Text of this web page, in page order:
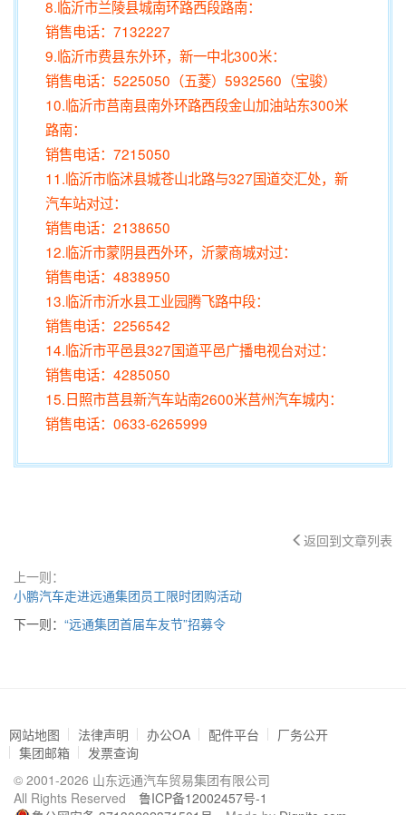
8.临沂市兰陵县城南环路西段路南：
销售电话：7132227
9.临沂市费县东外环，新一中北300米：
销售电话：5225050（五菱）5932560（宝骏）
10.临沂市莒南县南外环路西段金山加油站东300米
路南：
销售电话：7215050
11.临沂市临沭县城苍山北路与327国道交汇处，新
汽车站对过：
销售电话：2138650
12.临沂市蒙阴县西外环，沂蒙商城对过：
销售电话：4838950
13.临沂市沂水县工业园腾飞路中段：
销售电话：2256542
14.临沂市平邑县327国道平邑广播电视台对过：
销售电话：4285050
15.日照市莒县新汽车站南2600米莒州汽车城内：
销售电话：0633-6265999
返回到文章列表
上一则：
小鹏汽车走进远通集团员工限时团购活动
下一则： “远通集团首届车友节”招募令
网站地图 法律声明 办公OA 配件平台
厂务公开
集团邮箱
发票查询
© 2001-2026 山东远通汽车贸易集团有限公司
All Rights Reserved
鲁ICP备12002457号-1